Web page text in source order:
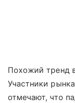
Похожий тренд
Участники
отмечают, что